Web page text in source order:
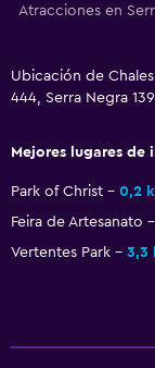
Atracciones en
Ubicación de
444, Serra Negra
Mejores lugares de
Park of Christ 0,2
Feira de Artesanato
Vertentes Park
3,3